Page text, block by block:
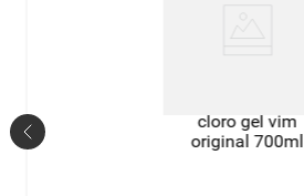
cloro gel vim
original 700ml